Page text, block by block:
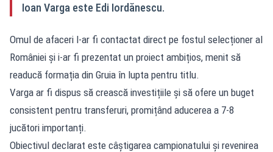
Ioan Varga este Edi Iordănescu.
Omul de afaceri l-ar fi contactat direct pe fostul selecționer al
României și i-ar fi prezentat un proiect ambițios, menit să
readucă formația din Gruia în lupta pentru titlu.
Varga ar fi dispus să crească investițiile și să ofere un buget
consistent pentru transferuri, promițând aducerea a 7-8
jucători importanți.
Obiectivul declarat este câștigarea campionatului și revenirea